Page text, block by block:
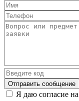
Отправить сообщение
Я даю согласие